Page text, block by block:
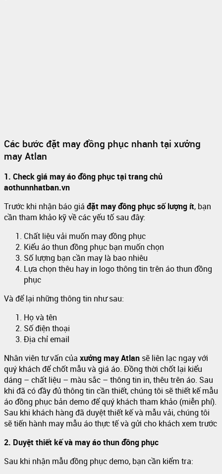
Các bước đặt may đồng phục nhanh tại xưởng
may Atlan
1. Check giá may áo đồng phục tại trang chủ
aothunnhatban.vn
Trước khi nhận báo giá đặt may đồng phục số lượng ít, bạn
cần tham khảo kỹ về các yếu tố sau đây:
Chất liệu vải muốn may đồng phục
Kiểu áo thun đồng phục bạn muốn chọn
Số lượng bạn cần may là bao nhiêu
Lựa chọn thêu hay in logo thông tin trên áo thun đồng
phục
Và để lại những thông tin như sau:
Họ và tên
Số điện thoại
Địa chỉ email
Nhân viên tư vấn của xưởng may Atlan sẽ liên lạc ngay với
quý khách để chốt mẫu và giá áo. Đồng thời chốt lại kiểu
dáng – chất liệu – màu sắc – thông tin in, thêu trên áo. Sau
khi đã có đầy đủ thông tin cần thiết, chúng tôi sẽ thiết kế mẫu
áo đồng phục bản demo để quý khách tham khảo (miễn phí).
Sau khi khách hàng đã duyệt thiết kế và mẫu vải, chúng tôi
sẽ tiến hành may mẫu áo thực tế và gửi cho khách xem trước
2. Duyệt thiết kế và may áo thun đồng phục
Sau khi nhận mẫu đồng phục demo, bạn cần kiểm tra: